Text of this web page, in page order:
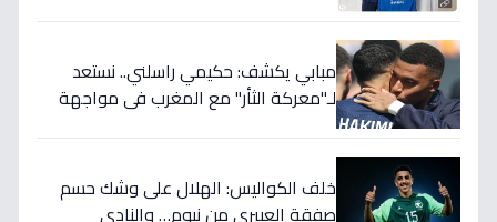
مبابي يكشف: حكيمي راسلني.. نستعد
لـ"معركة الثأر" مع المغرب في مواجهة
خلف الكواليس: الهلال على وشك حسم
صفقة العييري من نيوم… والنادي